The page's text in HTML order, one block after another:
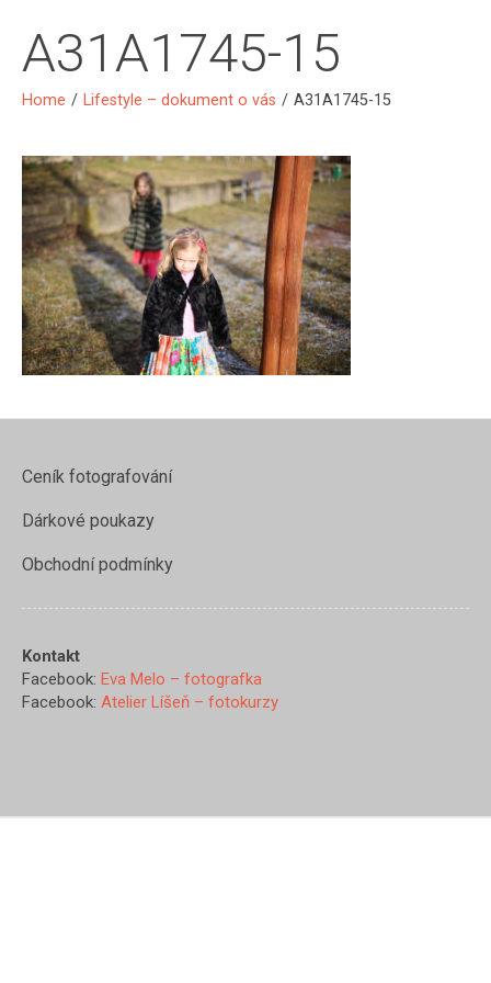
A31A1745-15
Home / Lifestyle – dokument o vás / A31A1745-15
Ceník fotografování
Dárkové poukazy
Obchodní podmínky
Kontakt
Facebook: Eva Melo – fotografka
Facebook: Atelier Líšeň – fotokurzy